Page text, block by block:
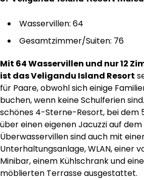
Wasservillen: 64
Gesamtzimmer/Suiten: 76
Mit 64 Wasservillen und nur 12
ist das Veligandu Island Resort
für Paare, obwohl sich einige
buchen, wenn keine Schulferien
schönes 4-Sterne-Resort, bei dem
über einen eigenen Jacuzzi auf
Überwasservillen sind auch mit
Unterhaltungsanlage, WLAN, einer
Minibar, einem Kühlschrank und
möblierten Terrasse ausgestattet.